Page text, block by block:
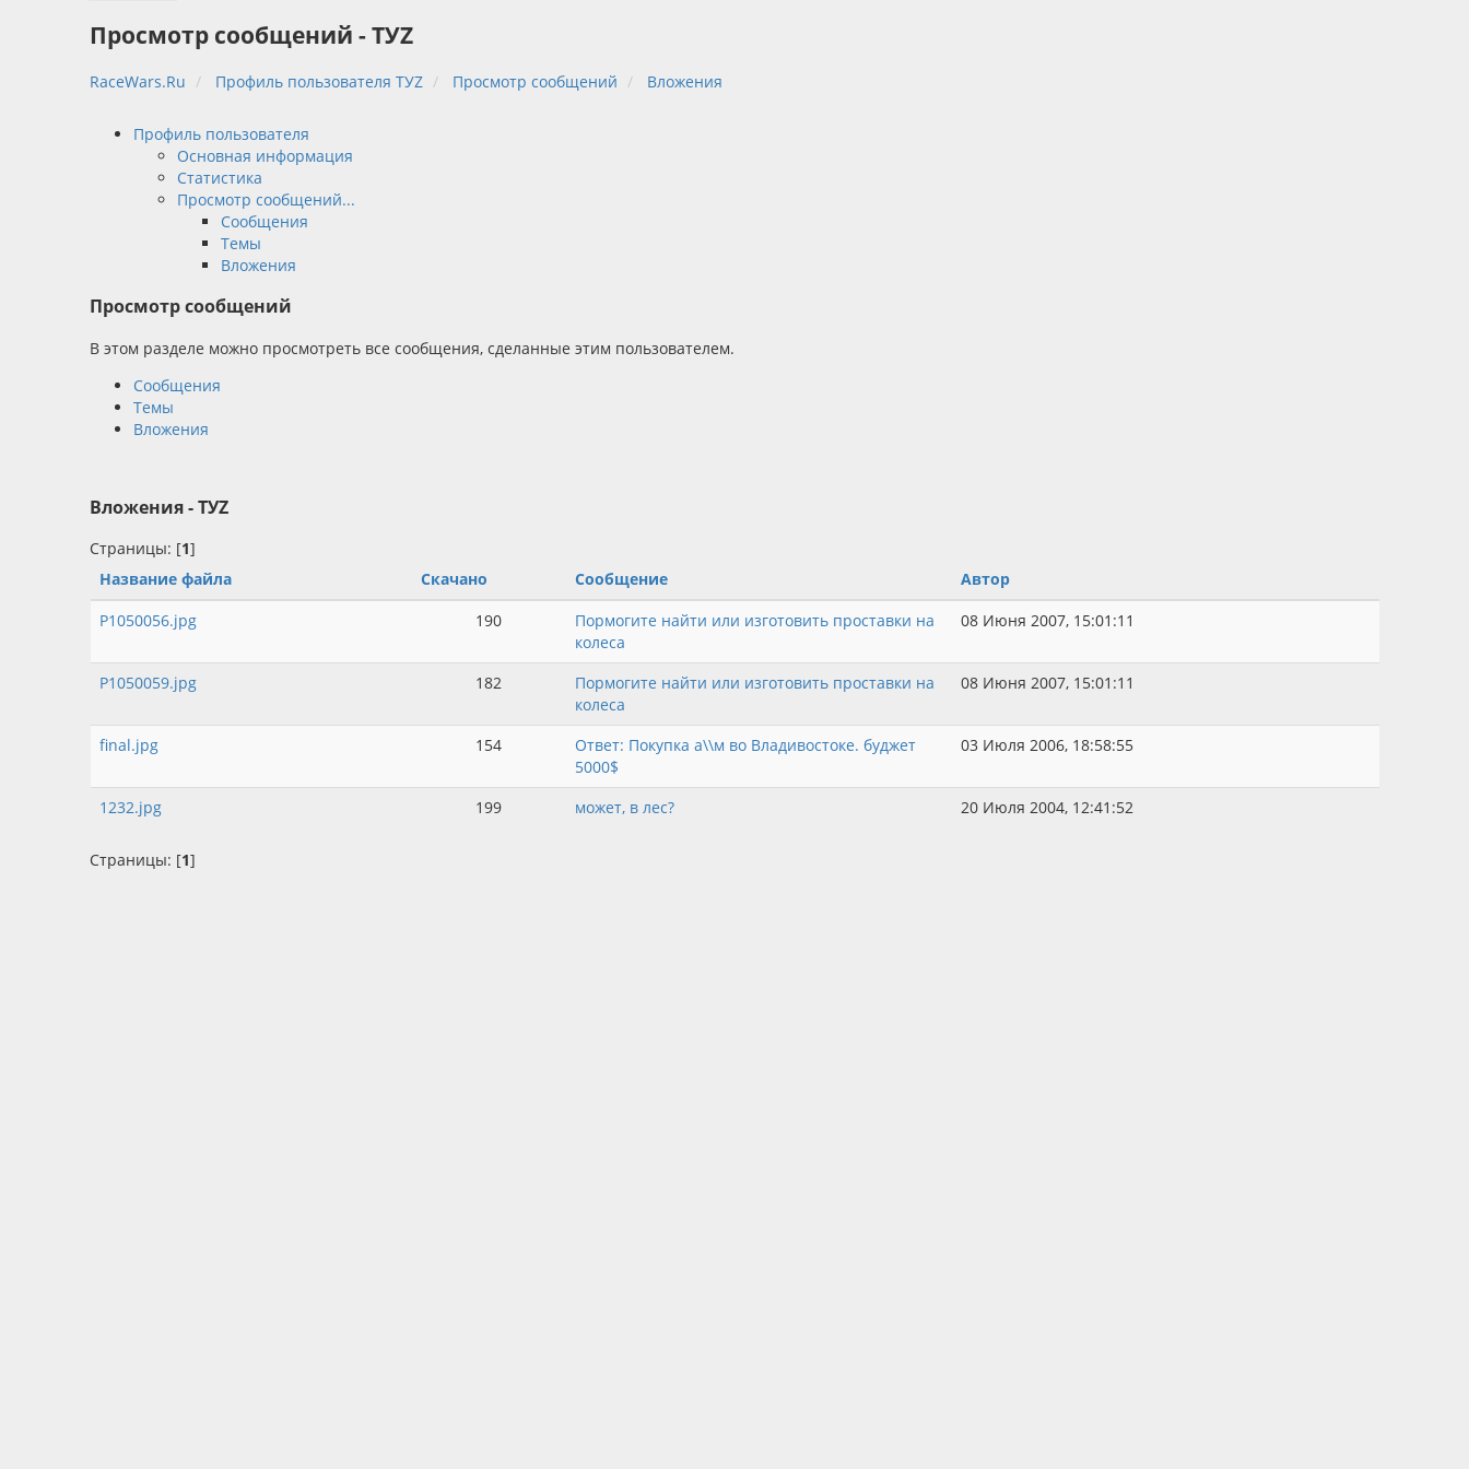
Просмотр сообщений - TУZ
RaceWars.Ru Профиль пользователя TУZ Просмотр сообщений Вложения
Профиль пользователя
Основная информация
Статистика
Просмотр сообщений...
Сообщения
Темы
Вложения
Просмотр сообщений
В этом разделе можно просмотреть все сообщения, сделанные этим пользователем.
Сообщения
Темы
Вложения
Вложения - TУZ
Страницы: [1]
Название файла
Скачано Сообщение
Автор
P1050056.jpg
190
Пормогите найти или изготовить проставки на
колеса
08 Июня 2007, 15:01:11
P1050059.jpg 182
Пормогите найти или изготовить проставки на
колеса
08 Июня 2007, 15:01:11
final.jpg 154
Ответ: Покупка а\\м во Владивостоке. буджет
5000$
03 Июля 2006, 18:58:55
1232.jpg 199 может, в лес? 20 Июля 2004, 12:41:52
Страницы: [1]